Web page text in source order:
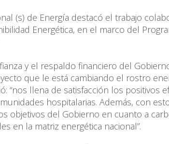
(s) de Energía destacó el trabajo
Energética, en el marco del
y el respaldo financiero del
que le está cambiando el rostro
“nos llena de satisfacción los positivos
hospitalarias. Además, con
objetivos del Gobierno en cuanto a
en la matriz energética nacional”.